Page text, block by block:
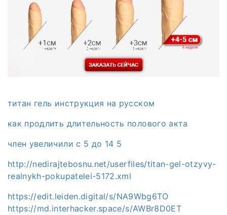
титан гель инструкция на русском
как продлить длительность полового акта
член увеличили с 5 до 14 5
http://nedirajtebosnu.net/userfiles/titan-gel-otzyvy-
realnykh-pokupatelei-5172.xml
https://edit.leiden.digital/s/NA9Wbg6TO
https://md.interhacker.space/s/AWBr8D0ET